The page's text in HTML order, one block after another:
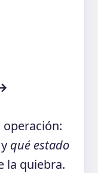
operación:
qué estado
la quiebra.